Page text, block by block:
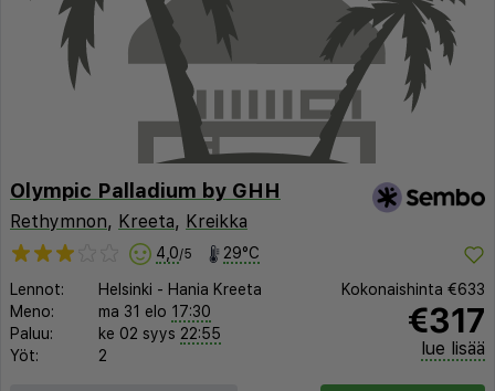
Olympic Palladium by GHH
Rethymnon, Kreeta, Kreikka
4,0/5 29°C
Lennot: Helsinki - Hania Kreeta
Meno:
ma 31 elo 17:30
Paluu:
ke 02 syys 22:55
Yöt:
2
Kokonaishinta €633
€317
lue lisää